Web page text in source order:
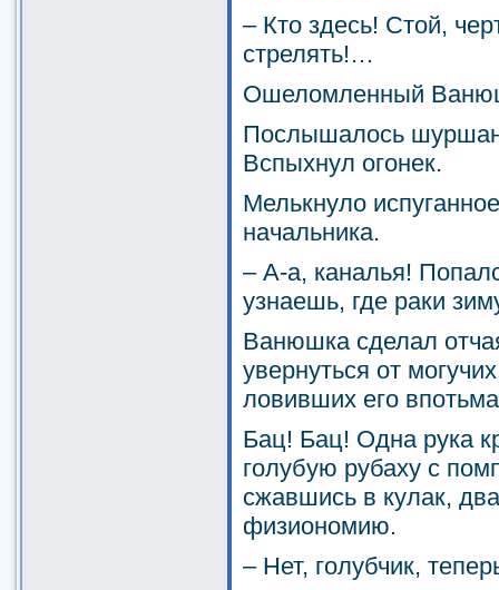
– Кто здесь! Стой,
стрелять!…
Ошеломленный
Послышалось
Вспыхнул огонек.
Мелькнуло
начальника.
– А-а, каналья!
узнаешь, где раки
Ванюшка сделал
увернуться от
ловивших его
Бац! Бац! Одна рука
голубую рубаху с
сжавшись в кулак,
физиономию.
– Нет, голубчик,